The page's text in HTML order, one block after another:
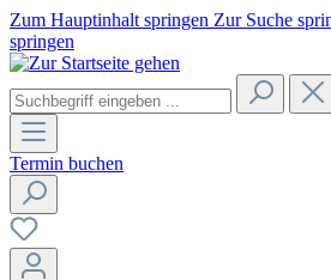
Zum Hauptinhalt springen Zur Suche
springen
Termin buchen